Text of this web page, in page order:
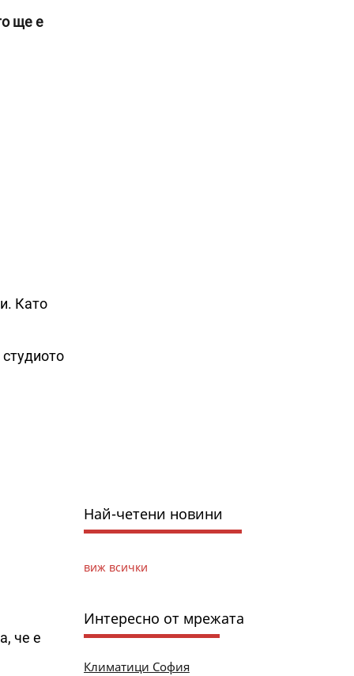
ще е
Като
че е
Най-четени новини
виж всички
Интересно от мрежата
Климатици София